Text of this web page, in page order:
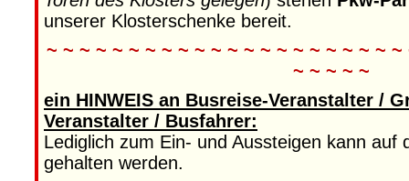
unserer Klosterschenke bereit.
~ ~ ~ ~ ~ ~ ~ ~ ~ ~ ~ ~ ~ ~ ~ ~ ~ ~ ~ ~ ~
~ ~ ~ ~ ~
ein HINWEIS an Busreise-Veranstalter /
Veranstalter / Busfahrer:
Lediglich zum Ein- und Aussteigen kann auf
gehalten werden.